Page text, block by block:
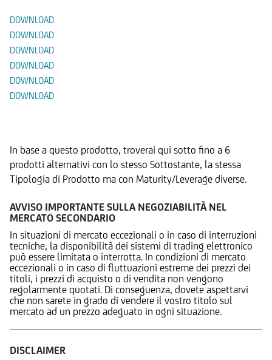
DOWNLOAD
DOWNLOAD
DOWNLOAD
DOWNLOAD
DOWNLOAD
DOWNLOAD
In base a questo prodotto, troverai qui sotto fino a 6
prodotti alternativi con lo stesso Sottostante, la stessa
Tipologia di Prodotto ma con Maturity/Leverage diverse.
AVVISO IMPORTANTE SULLA NEGOZIABILITÀ NEL
MERCATO SECONDARIO
In situazioni di mercato eccezionali o in caso di interruzioni
tecniche, la disponibilità dei sistemi di trading elettronico
può essere limitata o interrotta. In condizioni di mercato
eccezionali o in caso di fluttuazioni estreme dei prezzi dei
titoli, i prezzi di acquisto o di vendita non vengono
regolarmente quotati. Di conseguenza, dovete aspettarvi
che non sarete in grado di vendere il vostro titolo sul
mercato ad un prezzo adeguato in ogni situazione.
DISCLAIMER